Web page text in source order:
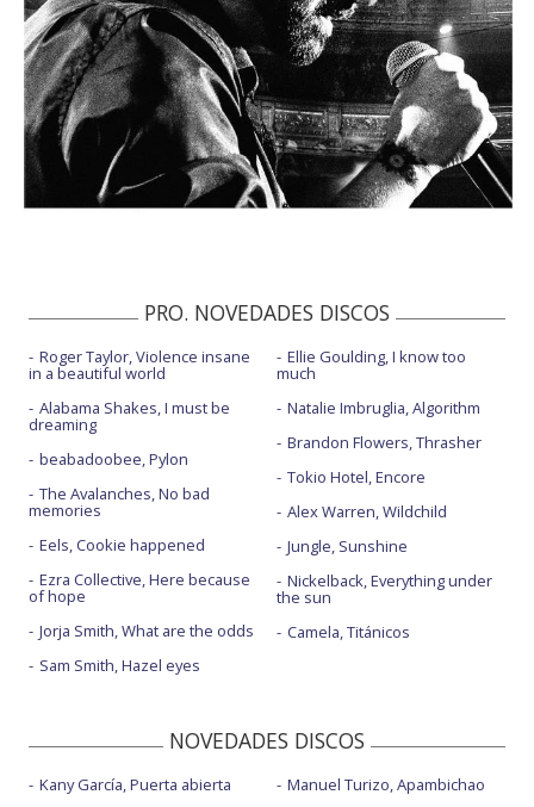
PRO. NOVEDADES DISCOS
Roger Taylor, Violence insane
in a beautiful world
Alabama Shakes, I must be
dreaming
beabadoobee, Pylon
The Avalanches, No bad
memories
Eels, Cookie happened
Ezra Collective, Here because
of hope
Jorja Smith, What are the odds
Sam Smith, Hazel eyes
Ellie Goulding, I know too
much
Natalie Imbruglia, Algorithm
Brandon Flowers, Thrasher
Tokio Hotel, Encore
Alex Warren, Wildchild
Jungle, Sunshine
Nickelback, Everything under
the sun
Camela, Titánicos
NOVEDADES DISCOS
Kany García, Puerta abierta
Manuel Turizo, Apambichao